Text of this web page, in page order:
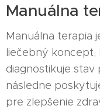
Manuálna
Manuálna terapia
liečebný koncept,
diagnostikuje stav
následne
pre zlepšenie